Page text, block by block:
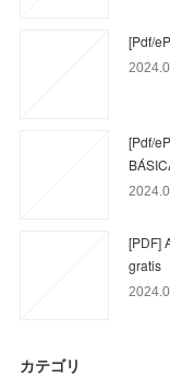
[Pdf/
[Pdf/
[PDF]
gratis
カテゴリ